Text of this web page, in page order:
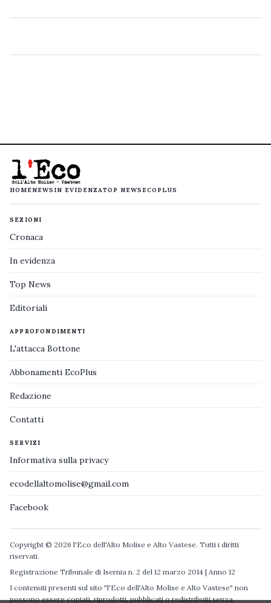
HOMENEWS IN EVIDENZATOP NEWS ECOPLUS
SEZIONI
Cronaca
In evidenza
Top News
Editoriali
APPROFONDIMENTI
L'attacca Bottone
Abbonamenti EcoPlus
Redazione
Contatti
SERVIZI
Informativa sulla privacy
ecodellaltomolise@gmail.com
Facebook
Copyright © 2026 l'Eco dell'Alto Molise e Alto Vastese. Tutti i diritti
riservati.
Registrazione Tribunale di Isernia n. 2 del 12 marzo 2014 | Anno 12
I contenuti presenti sul sito "l'Eco dell'Alto Molise e Alto Vastese" non
possono essere copiati, riprodotti, pubblicati o redistribuiti senza